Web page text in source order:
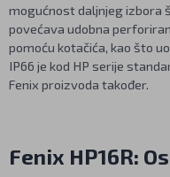
mogućnost daljnjeg izbora
povećava udobna
pomoću kotačića, kao što
IP66 je kod HP serije
Fenix proizvoda također.
Fenix HP16R: